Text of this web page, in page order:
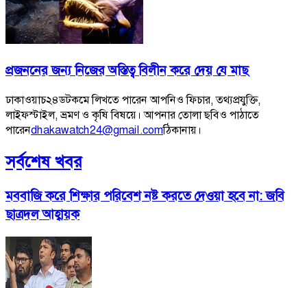
প্রজননের জন্য নিজের অস্তিত্ব বিলীন করে দেয় যে মাছ
ঢাকাওয়াচ২৪ডটকমে লিখতে পারেন আপনিও ফিচার, তথ্যপ্রযুক্তি,
লাইফস্টাইল, ভ্রমণ ও কৃষি বিষয়ে। আপনার তোলা ছবিও পাঠাতে
পারেনdhakawatch24@gmail.comঠিকানায়।
সর্বশেষ খবর
মববাজি করে শিক্ষার পরিবেশ নষ্ট করতে দেওয়া হবে না: জবি
ছাত্রদল আহ্বায়ক